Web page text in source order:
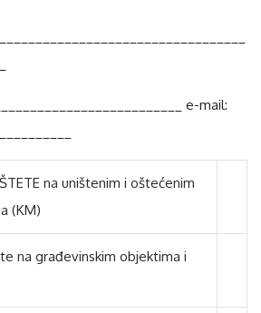
e-mail:
na uništenim i oštećenim
(KM)
građevinskim objektima i